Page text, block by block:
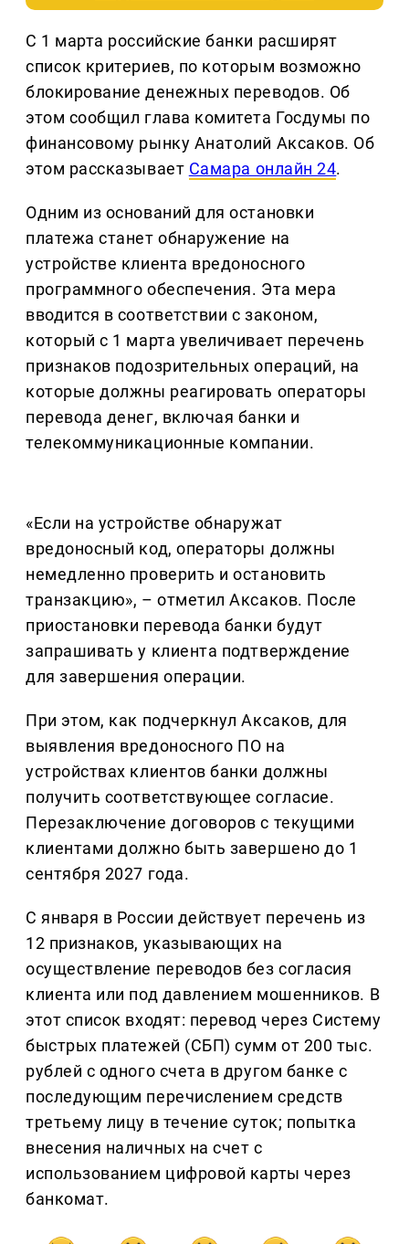
С 1 марта российские банки расширят
список критериев, по которым возможно
блокирование денежных переводов. Об
этом сообщил глава комитета Госдумы по
финансовому рынку Анатолий Аксаков. Об
этом рассказывает Самара онлайн 24.
Одним из оснований для остановки
платежа станет обнаружение на
устройстве клиента вредоносного
программного обеспечения. Эта мера
вводится в соответствии с законом,
который с 1 марта увеличивает перечень
признаков подозрительных операций, на
которые должны реагировать операторы
перевода денег, включая банки и
телекоммуникационные компании.
«Если на устройстве обнаружат
вредоносный код, операторы должны
немедленно проверить и остановить
транзакцию», – отметил Аксаков. После
приостановки перевода банки будут
запрашивать у клиента подтверждение
для завершения операции.
При этом, как подчеркнул Аксаков, для
выявления вредоносного ПО на
устройствах клиентов банки должны
получить соответствующее согласие.
Перезаключение договоров с текущими
клиентами должно быть завершено до 1
сентября 2027 года.
С января в России действует перечень из
12 признаков, указывающих на
осуществление переводов без согласия
клиента или под давлением мошенников. В
этот список входят: перевод через Систему
быстрых платежей (СБП) сумм от 200 тыс.
рублей с одного счета в другом банке с
последующим перечислением средств
третьему лицу в течение суток; попытка
внесения наличных на счет с
использованием цифровой карты через
банкомат.